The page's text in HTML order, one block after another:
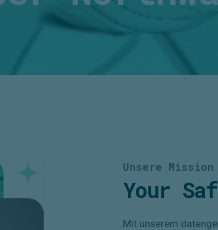
Unsere Mission
Your
Mit unserem